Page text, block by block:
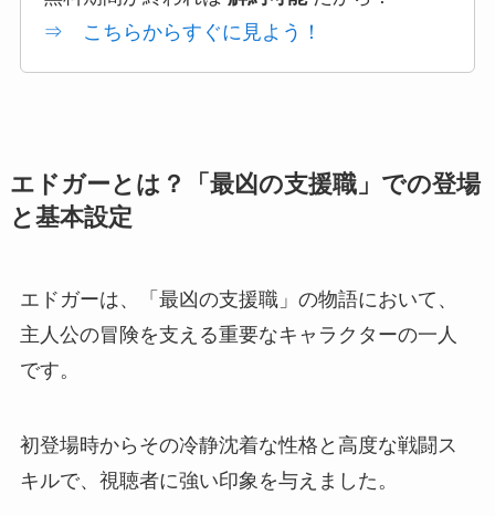
⇒ こちらからすぐに見よう！
エドガーとは？「最凶の支援職」での登場
と基本設定
エドガーは、「最凶の支援職」の物語において、
主人公の冒険を支える重要なキャラクターの一人
です。
初登場時からその冷静沈着な性格と高度な戦闘ス
キルで、視聴者に強い印象を与えました。